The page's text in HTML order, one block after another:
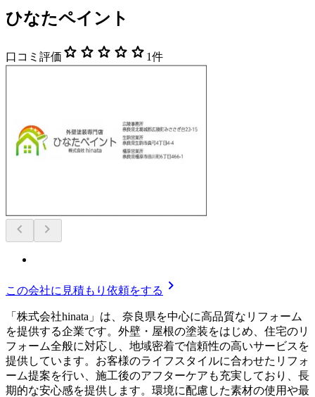
ひなたペイント
口コミ評価 star star star star star 1件
chevron_left chevron_right
この会社に見積もり依頼をする chevron_right
「株式会社hinata」は、奈良県を中心に高品質なリフォーム
を提供する企業です。外壁・屋根の塗装をはじめ、住宅のリ
フォーム全般に対応し、地域密着で信頼性の高いサービスを
提供しています。お客様のライフスタイルに合わせたリフォ
ーム提案を行い、施工後のアフターケアも充実しており、長
期的な安心感を提供します。環境に配慮した素材の使用や最